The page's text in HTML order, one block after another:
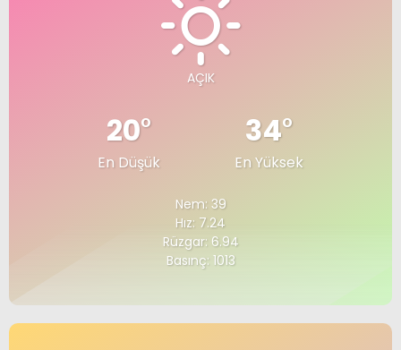
AÇIK
20°
En Düşük
34°
En Yüksek
Nem: 39
Hız: 7.24
Rüzgar: 6.94
Basınç: 1013